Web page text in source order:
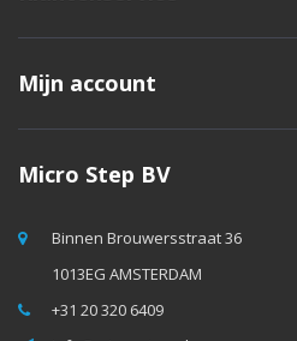
Mijn account
Micro Step BV
Binnen Brouwersstraat 36
1013EG AMSTERDAM
+31 20 320 6409